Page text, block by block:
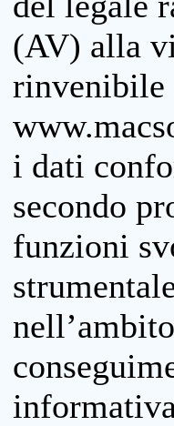
(AV) alla
rinvenibile
i dati
secondo
funzioni